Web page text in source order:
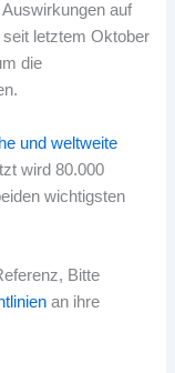
auf
letztem Oktober
die
und weltweite
wird 80.000
wichtigsten
Bitte
an ihre